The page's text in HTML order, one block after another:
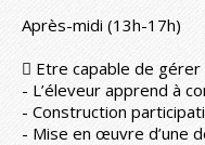
Après-midi (13h-17h)
 Etre capable de
- L’éleveur apprend à
- Construction
- Mise en œuvre d’une